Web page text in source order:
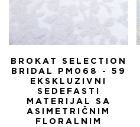
BROKAT SELECTION
BRIDAL PM068 - 59
EKSKLUZIVNI
SEDEFASTI
MATERIJAL SA
ASIMETRIČNIM
FLORALNIM